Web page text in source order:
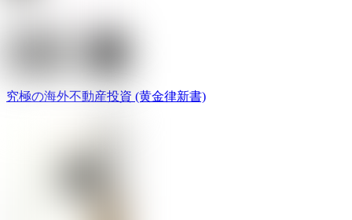
究極の海外不動産投資 (黄金律新書)